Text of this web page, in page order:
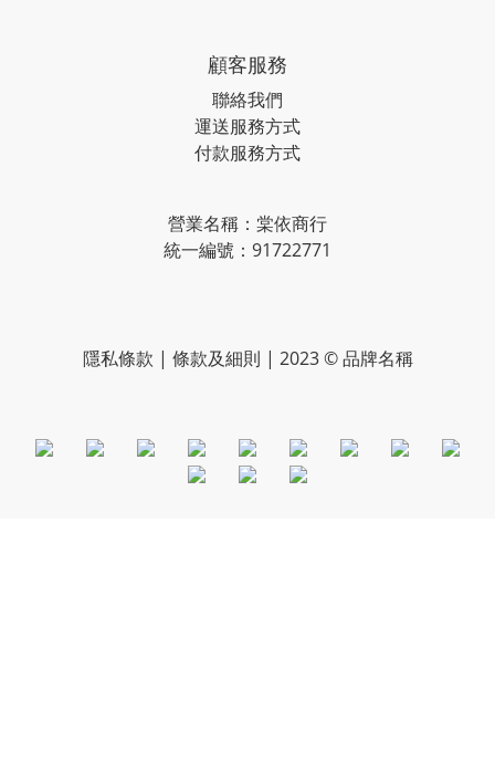
顧客服務
聯絡我們
運送服務方式
付款服務方式
營業名稱：棠依商行
統一編號：91722771
隱私條款 | 條款及細則 | 2023 © 品牌名稱